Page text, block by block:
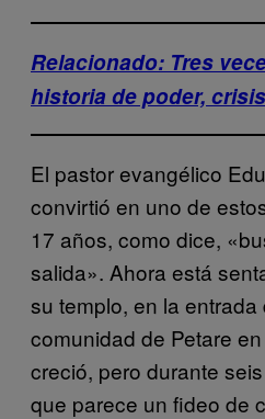
Relacionado: Tres
historia de poder,
El pastor evangélico
convirtió en uno de
17 años, como dice,
salida». Ahora está
su templo, en la
comunidad de Petare
creció, pero durante
que parece un fideo de